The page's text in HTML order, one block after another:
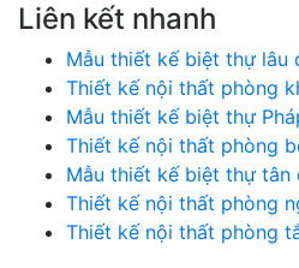
Liên kết nhanh
Mẫu thiết kế biệt thự lâu
Thiết kế nội thất phòng
Mẫu thiết kế biệt thự
Thiết kế nội thất phòng
Mẫu thiết kế biệt thự tân
Thiết kế nội thất phòng
Thiết kế nội thất phòng